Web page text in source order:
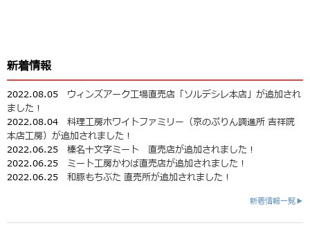
新着情報
2022.08.05 ウィンズアーク工場直売店「ソルデシレ本店」が追加され
ました！
2022.08.04 料理工房ホワイトファミリー（京のぷりん調進所 吉祥院
本店工房）が追加されました！
2022.06.25 榛名十文字ミート 直売店が追加されました！
2022.06.25 ミート工房かわば直売店が追加されました！
2022.06.25 和豚もちぶた 直売所が追加されました！
新着情報一覧▶